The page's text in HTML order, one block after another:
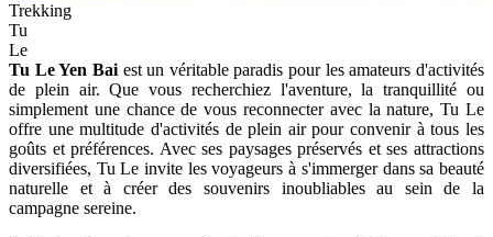
Trekking
Tu
Le
Tu Le Yen Baiest un véritable paradis pour les amateurs d'activités
de plein air. Que vous recherchiez l'aventure, la tranquillité ou
simplement une chance de vous reconnecter avec la nature, Tu Le
offre une multitude d'activités de plein air pour convenir à tous les
goûts et préférences. Avec ses paysages préservés et ses attractions
diversifiées, Tu Le invite les voyageurs à s'immerger dans sa beauté
naturelle et à créer des souvenirs inoubliables au sein de la
campagne sereine.